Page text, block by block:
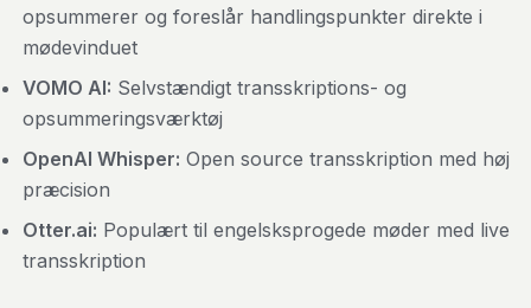
opsummerer og foreslår handlingspunkter direkte i
mødevinduet
VOMO AI: Selvstændigt transskriptions- og
opsummeringsværktøj
OpenAI Whisper: Open source transskription med høj
præcision
Otter.ai: Populært til engelsksprogede møder med live
transskription